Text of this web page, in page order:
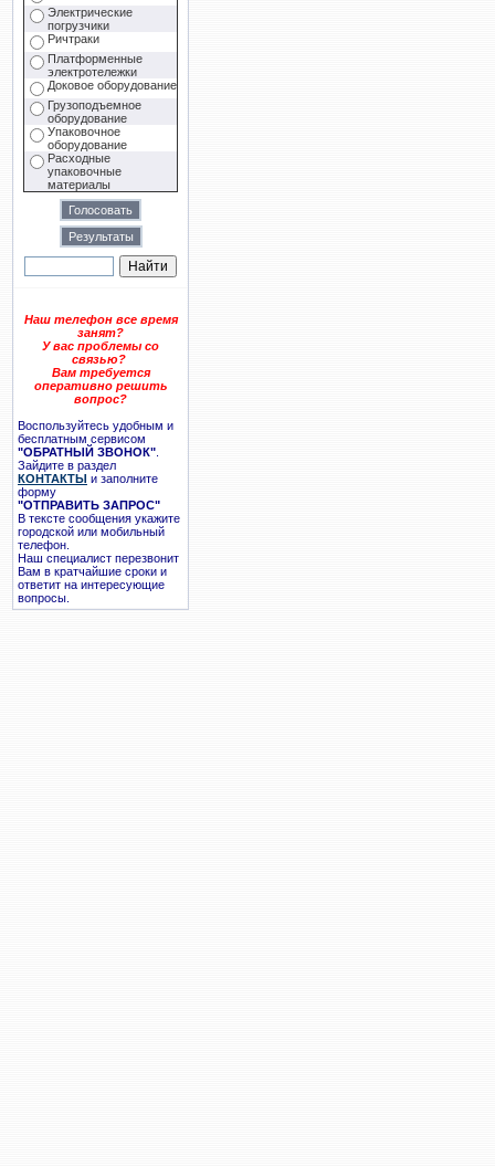
Электрические
погрузчики
Ричтраки
Платформенные
электротележки
Доковое оборудование
Грузоподъемное
оборудование
Упаковочное
оборудование
Расходные
упаковочные
материалы
Наш телефон все время
занят?
У вас проблемы со
связью?
Вам требуется
оперативно решить
вопрос?
Воспользуйтесь удобным и
бесплатным сервисом
"ОБРАТНЫЙ ЗВОНОК"
Зайдите в раздел
КОНТАКТЫ и заполните
форму
"ОТПРАВИТЬ ЗАПРОС"
В тексте сообщения укажите
городской или мобильный
телефон.
Наш специалист перезвонит
Вам в кратчайшие сроки и
ответит на интересующие
вопросы.